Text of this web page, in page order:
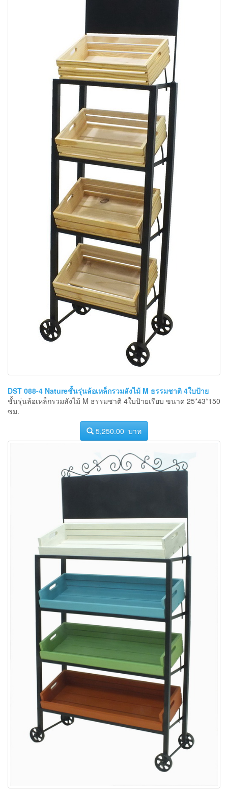
DST 088-4 Natureชั้นรุ่นล้อเหล็กรวมลังไม้ M ธรรมชาติ 4ใบป้าย
ชั้นรุ่นล้อเหล็กรวมลังไม้ M ธรรมชาติ 4ใบป้ายเรียบ ขนาด 25*43*150
ซม.
5,250.00 บาท